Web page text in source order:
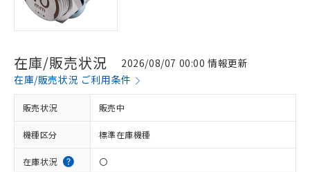
在庫/販売状況
2026/08/07 00:00 情報更新
在庫/販売状況 ご利用条件
販売状況 販売中
機種区分 標準在庫機種
在庫状況 〇